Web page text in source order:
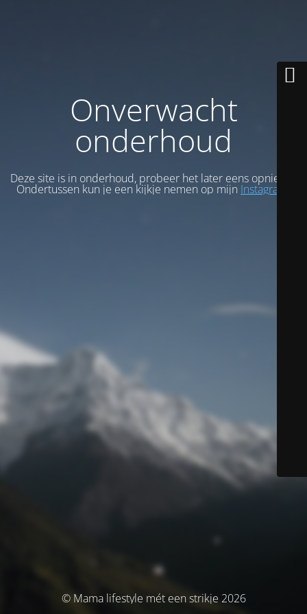
Onverwacht
onderhoud
Deze site is in onderhoud, probeer het later eens opnieuw.
Ondertussen kun je een kijkje nemen op mijn Instagram
© Mama lifestyle mét een strikje 2026